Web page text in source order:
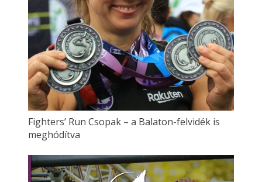
Fighters’ Run Csopak – a Balaton-felvidék is
meghódítva